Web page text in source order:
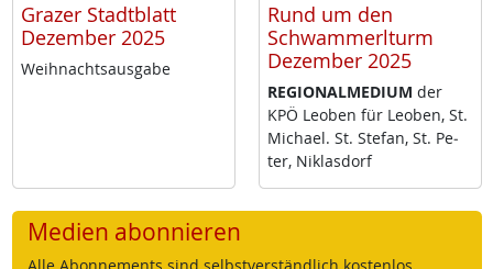
Grazer Stadtblatt
Dezember 2025
Weih­nachts­aus­ga­be
Rund um den
Schwammerlturm
Dezember 2025
RE­GIO­NAL­ME­DI­UM der
KPÖ Leo­ben für Leo­ben, St.
Mi­cha­el. St. Ste­fan, St. Pe­
ter, Niklas­dorf
Medien abonnieren